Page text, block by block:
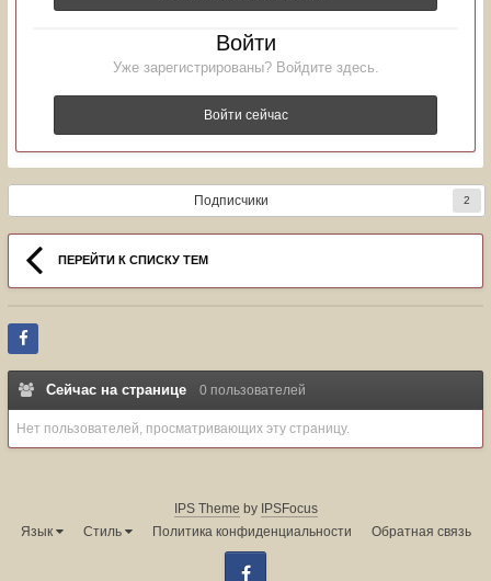
Войти
Уже зарегистрированы? Войдите здесь.
Войти сейчас
Подписчики 2
ПЕРЕЙТИ К СПИСКУ ТЕМ
Сейчас на странице 0 пользователей
Нет пользователей, просматривающих эту страницу.
IPS Theme by IPSFocus
Язык
Стиль Политика конфиденциальности Обратная связь